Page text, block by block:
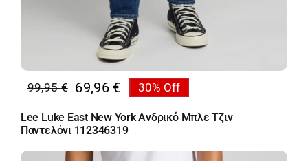
99,95€
Original
price
was:
69,96 €
Η
τρέχουσα
τιμή
30% Off
Lee Luke East New York Ανδρικό Μπλε Τζιν
Παντελόνι 112346319